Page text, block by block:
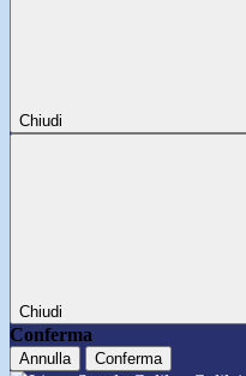
Chiudi
Chiudi
Conferma
Annulla Conferma